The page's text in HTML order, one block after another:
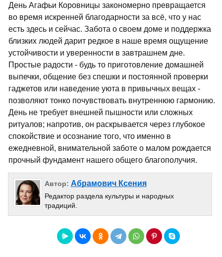
День Агафьи Коровницы закономерно превращается
во время искренней благодарности за всё, что у нас
есть здесь и сейчас. Забота о своем доме и поддержка
близких людей дарит редкое в наше время ощущение
устойчивости и уверенности в завтрашнем дне.
Простые радости - будь то приготовление домашней
выпечки, общение без спешки и постоянной проверки
гаджетов или наведение уюта в привычных вещах -
позволяют тонко почувствовать внутреннюю гармонию.
День не требует внешней пышности или сложных
ритуалов; напротив, он раскрывается через глубокое
спокойствие и осознание того, что именно в
ежедневной, внимательной заботе о малом рождается
прочный фундамент нашего общего благополучия.
Автор: Абрамович Ксения
Редактор раздела культуры и народных
традиций.